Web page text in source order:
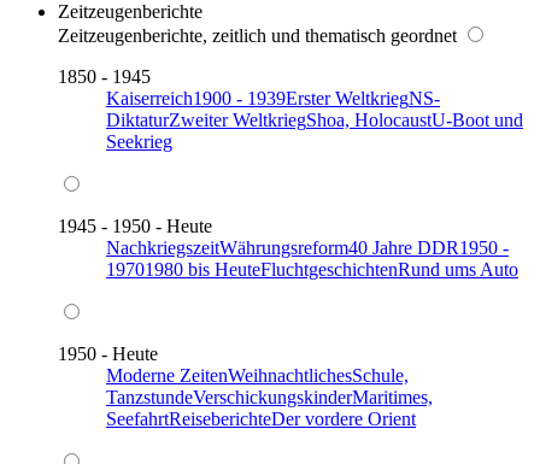
Zeitzeugenberichte
Zeitzeugenberichte, zeitlich und thematisch geordnet
1850 - 1945
Kaiserreich1900 - 1939Erster WeltkriegNS-
DiktaturZweiter WeltkriegShoa, HolocaustU-Boot und
Seekrieg
1945 - 1950 - Heute
NachkriegszeitWährungsreform40 Jahre DDR1950 -
19701980 bis HeuteFluchtgeschichtenRund ums Auto
1950 - Heute
Moderne ZeitenWeihnachtlichesSchule,
TanzstundeVerschickungskinderMaritimes,
SeefahrtReiseberichteDer vordere Orient